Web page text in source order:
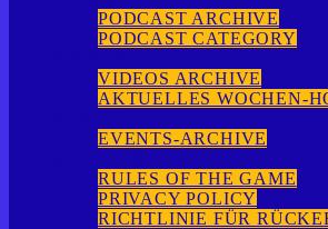
PODCAST ARCHIVE
PODCAST CATEGORY
VIDEOS ARCHIVE
AKTUELLES WOCHEN-
EVENTS-ARCHIVE
RULES OF THE GAME
PRIVACY POLICY
RICHTLINIE FÜR